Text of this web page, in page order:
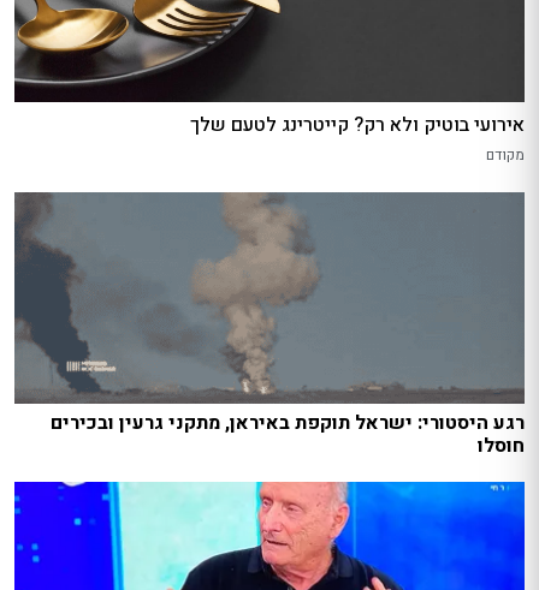
אירועי בוטיק ולא רק? קייטרינג לטעם שלך
מקודם
רגע היסטורי: ישראל תוקפת באיראן, מתקני גרעין ובכירים
חוסלו